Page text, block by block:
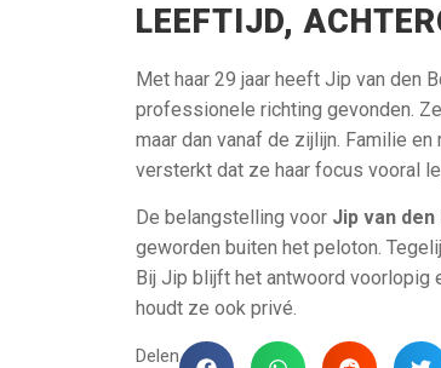
LEEFTIJD,
Met haar 29 jaar heeft Jip van den
professionele richting gevonden.
maar dan vanaf de zijlijn. Familie
versterkt dat ze haar focus vooral
De belangstelling voor Jip van
geworden buiten het peloton.
Bij Jip blijft het antwoord voorlopig
houdt ze ook privé.
Delen